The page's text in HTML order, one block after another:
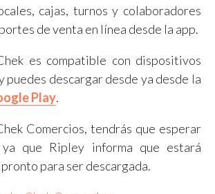
cajas, turnos y colaboradores
de venta en línea desde la app.
es compatible con dispositivos
puedes descargar desde ya desde la
Play.
Comercios, tendrás que esperar
que Ripley informa que estará
para ser descargada.